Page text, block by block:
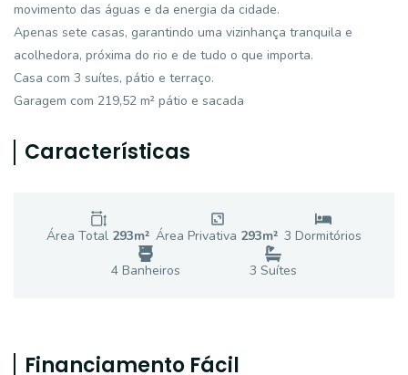
movimento das águas e da energia da cidade.
Apenas sete casas, garantindo uma vizinhança tranquila e
acolhedora, próxima do rio e de tudo o que importa.
Casa com 3 suítes, pátio e terraço.
Garagem com 219,52 m² pátio e sacada
Características
Área Total 293m² Área Privativa 293m² 3 Dormitórios
4Banheiros 3 Suítes
Financiamento Fácil